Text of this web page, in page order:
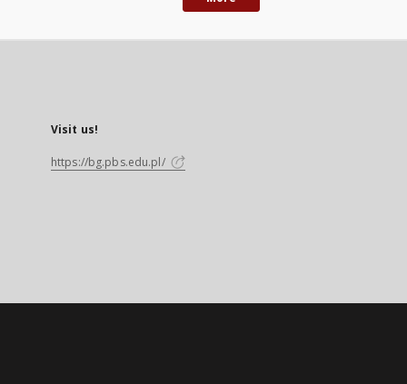
Visit us!
https://bg.pbs.edu.pl/